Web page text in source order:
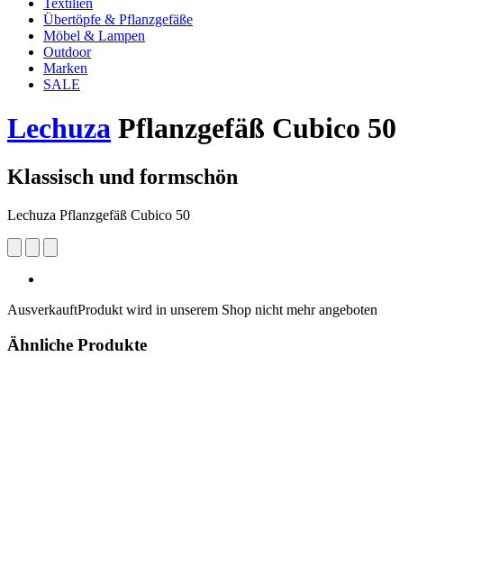
Textilien
Übertöpfe & Pflanzgefäße
Möbel & Lampen
Outdoor
Marken
SALE
Lechuza Pflanzgefäß Cubico 50
Klassisch und formschön
Lechuza Pflanzgefäß Cubico 50
AusverkauftProdukt wird in unserem Shop nicht mehr angeboten
Ähnliche Produkte